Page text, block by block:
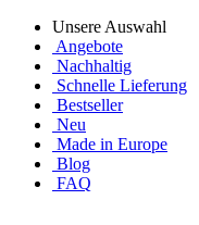
Unsere Auswahl
Angebote
Nachhaltig
Schnelle Lieferung
Bestseller
Neu
Made in Europe
Blog
FAQ